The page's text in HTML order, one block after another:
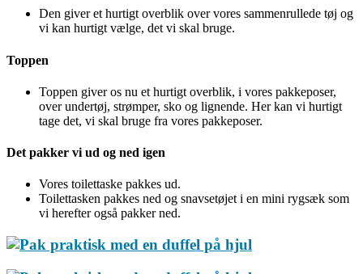
Den giver et hurtigt overblik over vores sammenrullede tøj og
vi kan hurtigt vælge, det vi skal bruge.
Toppen
Toppen giver os nu et hurtigt overblik, i vores pakkeposer,
over undertøj, strømper, sko og lignende. Her kan vi hurtigt
tage det, vi skal bruge fra vores pakkeposer.
Det pakker vi ud og ned igen
Vores toilettaske pakkes ud.
Toilettasken pakkes ned og snavsetøjet i en mini rygsæk som
vi herefter også pakker ned.